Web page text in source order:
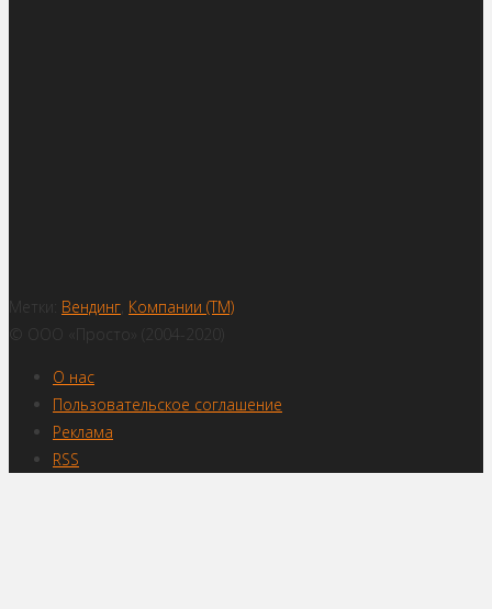
Метки: Вендинг Компании (ТМ)
© ООО «Просто» (2004-2020)
О нас
Пользовательское соглашение
Реклама
RSS